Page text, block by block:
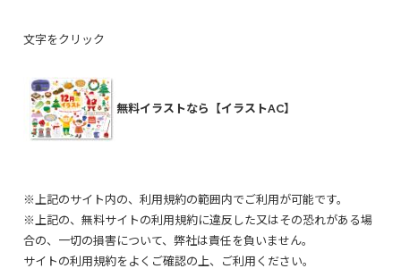
文字をクリック
無料イラストなら【イラストAC】
※上記のサイト内の、利用規約の範囲内でご利用が可能です。
※上記の、無料サイトの利用規約に違反した又はその恐れがある場
合の、一切の損害について、弊社は責任を負いません。
サイトの利用規約をよくご確認の上、ご利用ください。